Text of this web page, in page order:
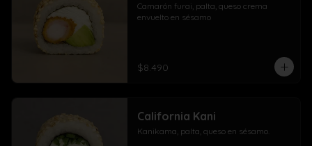
Camarón furai, palta, queso crema
envuelto en sésamo
$8.490
California Kani
Kanikama, palta, queso en sésamo.